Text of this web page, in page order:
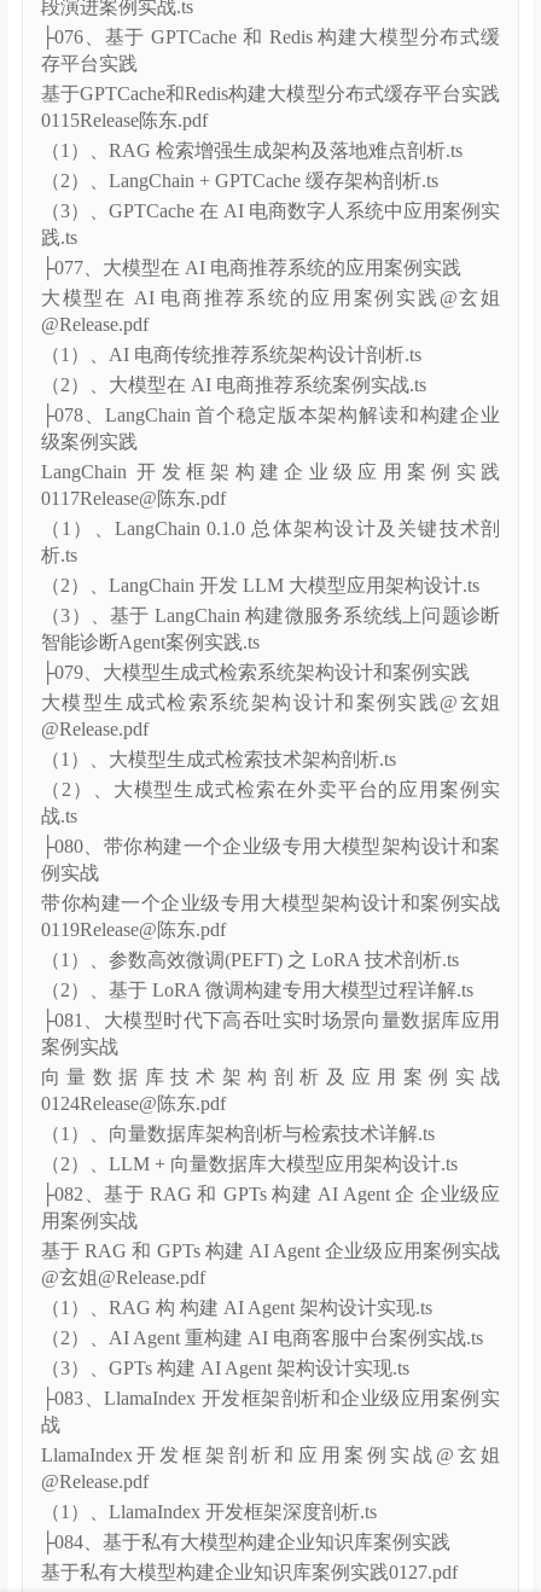
（1）、ChatGLM3 核 核心能力和架构设计剖析.ts
（2）、基于 ChatGLM3 重 重构 AI 电商客服中台四阶
段演进案例实战.ts
├076、基于 GPTCache 和 Redis 构建大模型分布式缓
存平台实践
基于GPTCache和Redis构建大模型分布式缓存平台实践
0115Release陈东.pdf
（1）、RAG 检索增强生成架构及落地难点剖析.ts
（2）、LangChain + GPTCache 缓存架构剖析.ts
（3）、GPTCache 在 AI 电商数字人系统中应用案例实
践.ts
├077、大模型在 AI 电商推荐系统的应用案例实践
大模型在 AI 电商推荐系统的应用案例实践@玄姐
@Release.pdf
（1）、AI 电商传统推荐系统架构设计剖析.ts
（2）、大模型在 AI 电商推荐系统案例实战.ts
├078、LangChain 首个稳定版本架构解读和构建企业
级案例实践
LangChain 开发框架构建企业级应用案例实践
0117Release@陈东.pdf
（1）、LangChain 0.1.0 总体架构设计及关键技术剖
析.ts
（2）、LangChain 开发 LLM 大模型应用架构设计.ts
（3）、基于 LangChain 构建微服务系统线上问题诊断
智能诊断Agent案例实践.ts
├079、大模型生成式检索系统架构设计和案例实践
大模型生成式检索系统架构设计和案例实践@玄姐
@Release.pdf
（1）、大模型生成式检索技术架构剖析.ts
（2）、大模型生成式检索在外卖平台的应用案例实
战.ts
├080、带你构建一个企业级专用大模型架构设计和案
例实战
带你构建一个企业级专用大模型架构设计和案例实战
0119Release@陈东.pdf
（1）、参数高效微调(PEFT) 之 LoRA 技术剖析.ts
（2）、基于 LoRA 微调构建专用大模型过程详解.ts
├081、大模型时代下高吞吐实时场景向量数据库应用
案例实战
向量数据库技术架构剖析及应用案例实战
0124Release@陈东.pdf
（1）、向量数据库架构剖析与检索技术详解.ts
（2）、LLM + 向量数据库大模型应用架构设计.ts
├082、基于 RAG 和 GPTs 构建 AI Agent 企 企业级应
用案例实战
基于 RAG 和 GPTs 构建 AI Agent 企业级应用案例实战
@玄姐@Release.pdf
（1）、RAG 构 构建 AI Agent 架构设计实现.ts
（2）、AI Agent 重构建 AI 电商客服中台案例实战.ts
（3）、GPTs 构建 AI Agent 架构设计实现.ts
├083、LlamaIndex 开发框架剖析和企业级应用案例实
战
LlamaIndex开发框架剖析和应用案例实战@玄姐
@Release.pdf
（1）、LlamaIndex 开发框架深度剖析.ts